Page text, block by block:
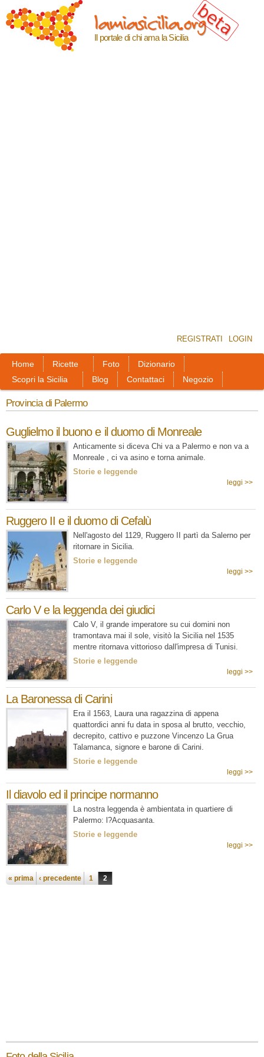
contenuto
principale
lamiasicilia.org
Il portale di chi ama la Sicilia
REGISTRATI LOGIN
Home Ricette Foto
Dizionario
Scopri la Sicilia
Blog Contattaci Negozio
Provincia di Palermo
Guglielmo il buono e il duomo di Monreale
Anticamente si diceva Chi va a Palermo e non va a
Monreale , ci va asino e torna animale.
Storie e leggende
leggi >>
Ruggero II e il duomo di Cefalù
Nell'agosto del 1129, Ruggero II partì da Salerno per
ritornare in Sicilia.
Storie e leggende
leggi >>
Carlo V e la leggenda dei giudici
Calo V, il grande imperatore su cui domini non
tramontava mai il sole, visitò la Sicilia nel 1535
mentre ritornava vittorioso dall'impresa di Tunisi.
Storie e leggende
leggi >>
La Baronessa di Carini
Era il 1563, Laura una ragazzina di appena
quattordici anni fu data in sposa al brutto, vecchio,
decrepito, cattivo e puzzone Vincenzo La Grua
Talamanca, signore e barone di Carini.
Storie e leggende
leggi >>
Il diavolo ed il principe normanno
La nostra leggenda è ambientata in quartiere di
Palermo: l?Acquasanta.
Storie e leggende
leggi >>
Pagine
« prima ‹ precedente 1 2